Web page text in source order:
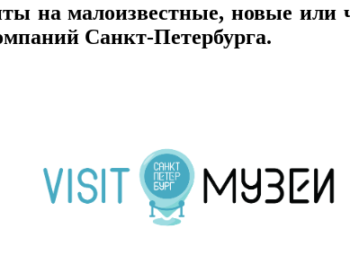
на малоизвестные, новые или
Санкт-Петербурга.